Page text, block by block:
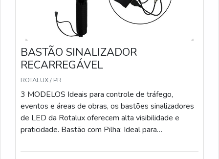
BASTÃO SINALIZADOR
RECARREGÁVEL
ROTALUX / PR
3 MODELOS Ideais para controle de tráfego,
eventos e áreas de obras, os bastões sinalizadores
de LED da Rotalux oferecem alta visibilidade e
praticidade. Bastão com Pilha: Ideal para
alimentação por pilha. Bastão Recarregável: Com